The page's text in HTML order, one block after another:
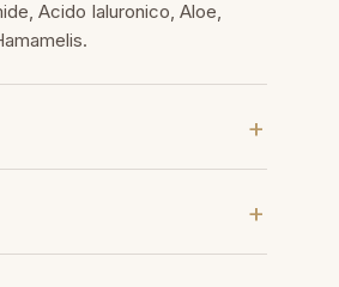
Acido Ialuronico, Aloe,